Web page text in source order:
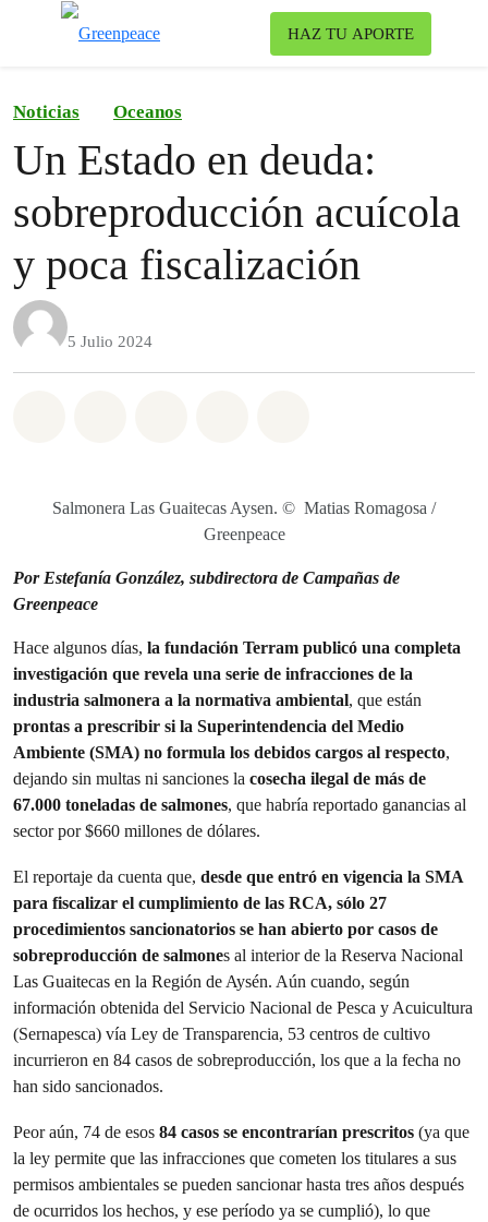
HAZ TU APORTE
Noticias Oceanos
Un Estado en deuda:
sobreproducción acuícola
y poca fiscalización
5 Julio 2024
Salmonera Las Guaitecas Aysen. © Matias Romagosa /
Greenpeace
Por Estefanía González, subdirectora de Campañas de
Greenpeace
Hace algunos días, la fundación Terram publicó una completa
investigación que revela una serie de infracciones de la
industria salmonera a la normativa ambiental, que están
prontas a prescribir si la Superintendencia del Medio
Ambiente (SMA) no formula los debidos cargos al respecto,
dejando sin multas ni sanciones la cosecha ilegal de más de
67.000 toneladas de salmones, que habría reportado ganancias al
sector por $660 millones de dólares.
El reportaje da cuenta que, desde que entró en vigencia la SMA
para fiscalizar el cumplimiento de las RCA, sólo 27
procedimientos sancionatorios se han abierto por casos de
sobreproducción de salmones al interior de la Reserva Nacional
Las Guaitecas en la Región de Aysén. Aún cuando, según
información obtenida del Servicio Nacional de Pesca y Acuicultura
(Sernapesca) vía Ley de Transparencia, 53 centros de cultivo
incurrieron en 84 casos de sobreproducción, los que a la fecha no
han sido sancionados.
Peor aún, 74 de esos 84 casos se encontrarían prescritos (ya que
la ley permite que las infracciones que cometen los titulares a sus
permisos ambientales se pueden sancionar hasta tres años después
de ocurridos los hechos, y ese período ya se cumplió), lo que